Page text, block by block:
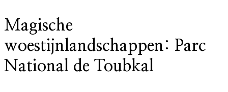
Magische
woestijnlandschappen: Parc
National de Toubkal